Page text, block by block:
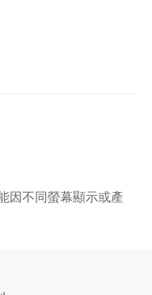
因不同螢幕顯示或產